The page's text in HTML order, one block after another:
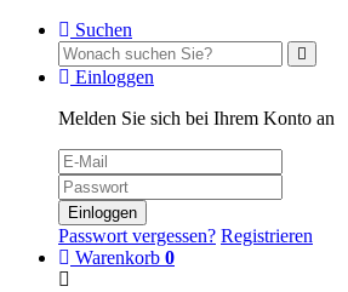
Suchen
Einloggen
Melden Sie sich bei Ihrem Konto an
Einloggen
Passwort vergessen? Registrieren
Warenkorb 0